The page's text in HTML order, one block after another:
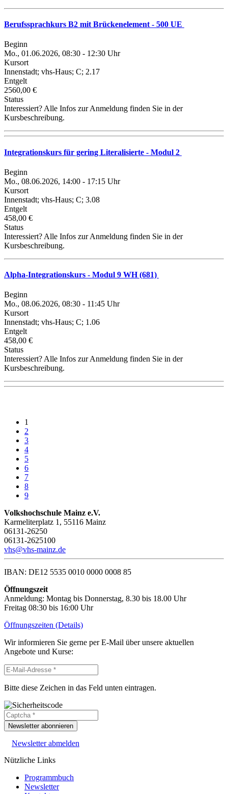
Berufssprachkurs B2 mit Brückenelement - 500 UE
Beginn
Mo., 01.06.2026, 08:30 - 12:30 Uhr
Kursort
Innenstadt; vhs-Haus; C; 2.17
Entgelt
2560,00 €
Status
Interessiert? Alle Infos zur Anmeldung finden Sie in der
Kursbeschreibung.
Integrationskurs für gering Literalisierte - Modul 2
Beginn
Mo., 08.06.2026, 14:00 - 17:15 Uhr
Kursort
Innenstadt; vhs-Haus; C; 3.08
Entgelt
458,00 €
Status
Interessiert? Alle Infos zur Anmeldung finden Sie in der
Kursbeschreibung.
Alpha-Integrationskurs - Modul 9 WH (681)
Beginn
Mo., 08.06.2026, 08:30 - 11:45 Uhr
Kursort
Innenstadt; vhs-Haus; C; 1.06
Entgelt
458,00 €
Status
Interessiert? Alle Infos zur Anmeldung finden Sie in der
Kursbeschreibung.
1
2
3
4
5
6
7
8
9
Volkshochschule Mainz e.V.
Karmeliterplatz 1, 55116 Mainz
06131-26250
06131-2625100
vhs@vhs-mainz.de
IBAN: DE12 5535 0010 0000 0008 85
Öffnungszeit
Anmeldung: Montag bis Donnerstag, 8.30 bis 18.00 Uhr
Freitag 08:30 bis 16:00 Uhr
Öffnungszeiten (Details)
Wir informieren Sie gerne per E-Mail über unsere aktuellen
Angebote und Kurse:
Bitte diese Zeichen in das Feld unten eintragen.
Newsletter abonnieren
Newsletter abmelden
Nützliche Links
Programmbuch
Newsletter